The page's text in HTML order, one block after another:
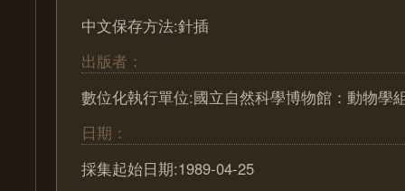
中文保存方法:針插
出版者：
數位化執行單位:國立自然科學博物館：動物學
日期：
採集起始日期:1989-04-25